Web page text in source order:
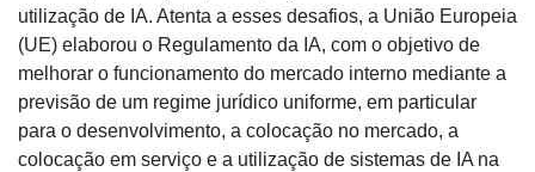
utilização de IA. Atenta a esses desafios, a União Europeia
(UE) elaborou o Regulamento da IA, com o objetivo de
melhorar o funcionamento do mercado interno mediante a
previsão de um regime jurídico uniforme, em particular
para o desenvolvimento, a colocação no mercado, a
colocação em serviço e a utilização de sistemas de IA na